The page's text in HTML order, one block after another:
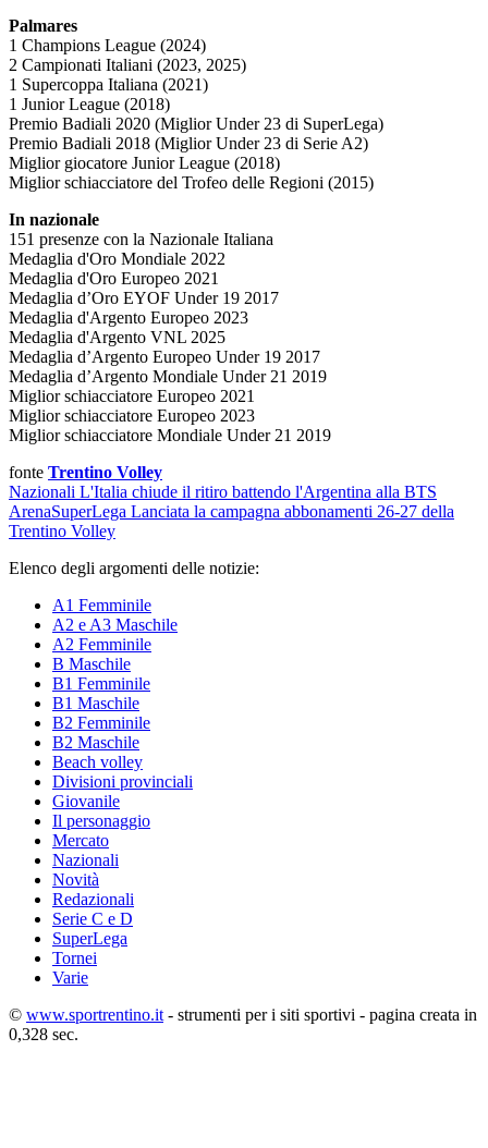
Palmares
1 Champions League (2024)
2 Campionati Italiani (2023, 2025)
1 Supercoppa Italiana (2021)
1 Junior League (2018)
Premio Badiali 2020 (Miglior Under 23 di SuperLega)
Premio Badiali 2018 (Miglior Under 23 di Serie A2)
Miglior giocatore Junior League (2018)
Miglior schiacciatore del Trofeo delle Regioni (2015)
In nazionale
151 presenze con la Nazionale Italiana
Medaglia d'Oro Mondiale 2022
Medaglia d'Oro Europeo 2021
Medaglia d’Oro EYOF Under 19 2017
Medaglia d'Argento Europeo 2023
Medaglia d'Argento VNL 2025
Medaglia d’Argento Europeo Under 19 2017
Medaglia d’Argento Mondiale Under 21 2019
Miglior schiacciatore Europeo 2021
Miglior schiacciatore Europeo 2023
Miglior schiacciatore Mondiale Under 21 2019
fonte Trentino Volley
Nazionali L'Italia chiude il ritiro battendo l'Argentina alla BTS
ArenaSuperLega Lanciata la campagna abbonamenti 26-27 della
Trentino Volley
Elenco degli argomenti delle notizie:
A1 Femminile
A2 e A3 Maschile
A2 Femminile
B Maschile
B1 Femminile
B1 Maschile
B2 Femminile
B2 Maschile
Beach volley
Divisioni provinciali
Giovanile
Il personaggio
Mercato
Nazionali
Novità
Redazionali
Serie C e D
SuperLega
Tornei
Varie
© www.sportrentino.it- strumenti per i siti sportivi - pagina creata in
0,328 sec.